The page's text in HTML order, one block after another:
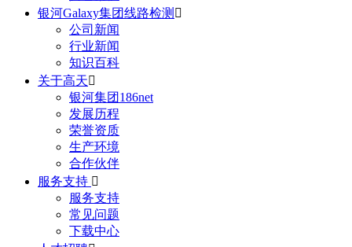
银河Galaxy集团线路检测 
公司新闻
行业新闻
知识百科
关于高天
银河集团186net
发展历程
荣誉资质
生产环境
合作伙伴
服务支持 
服务支持
常见问题
下载中心